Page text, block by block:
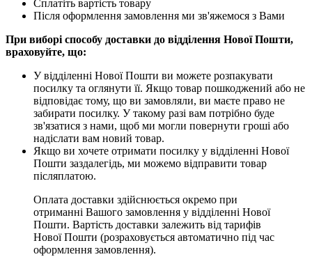
Сплатіть вартість товару
Після оформлення замовлення ми зв'яжемося з Вами
При виборі способу доставки до відділення Нової Пошти,
враховуйте, що:
У відділенні Нової Пошти ви можете розпакувати
посилку та оглянути її. Якщо товар пошкоджений або не
відповідає тому, що ви замовляли, ви маєте право не
забирати посилку. У такому разі вам потрібно буде
зв'язатися з нами, щоб ми могли повернути гроші або
надіслати вам новий товар.
Якщо ви хочете отримати посилку у відділенні Нової
Пошти заздалегідь, ми можемо відправити товар
післяплатою.
Оплата доставки здійснюється окремо при
отриманні Вашого замовлення у відділенні Нової
Пошти. Вартість доставки залежить від тарифів
Нової Пошти (розраховується автоматично під час
оформлення замовлення).